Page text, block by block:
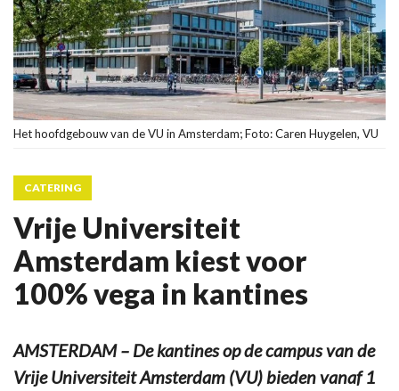
Het hoofdgebouw van de VU in Amsterdam; Foto: Caren Huygelen, VU
CATERING
Vrije Universiteit
Amsterdam kiest voor
100% vega in kantines
AMSTERDAM – De kantines op de campus van de
Vrije Universiteit Amsterdam (VU) bieden vanaf 1